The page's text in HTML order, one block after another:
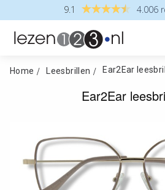
9.1 4.006
Home Leesbrillen Ear2Ear
Ear2Ear